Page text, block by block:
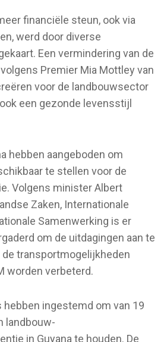
financiële steun, ook via
werd door diverse
Een vermindering van de
Premier Mia Mottley van
voor de landbouwsector
ook een gezonde levensstijl
hebben aangeboden om
te stellen voor de
Volgens minister Albert
Zaken, Internationale
Samenwerking is er
om de uitdagingen aan te
transportmogelijkheden
worden verbeterd.
hebben ingestemd om van 19
landbouw-
in Guyana te houden. De